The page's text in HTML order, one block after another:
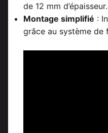
de 12 mm d’épaisseur.
Montage simplifié :
grâce au système de